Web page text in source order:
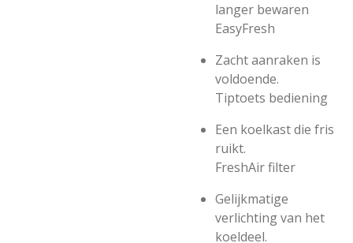
langer bewaren
EasyFresh
Zacht aanraken is
voldoende.
Tiptoets bediening
Een koelkast die fris
ruikt.
FreshAir filter
Gelijkmatige
verlichting van het
koeldeel.